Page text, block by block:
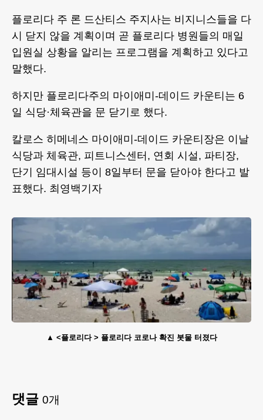
플로리다 주 론 드산티스 주지사는 비지니스들을 다
시 닫지 않을 계획이며 곧 플로리다 병원들의 매일
입원실 상황을 알리는 프로그램을 계획하고 있다고
말했다.
하지만 플로리다주의 마이애미-데이드 카운티는 6
일 식당·체육관을 문 닫기로 했다.
칼로스 히메네스 마이애미-데이드 카운티장은 이날
식당과 체육관, 피트니스센터, 연회 시설, 파티장,
단기 임대시설 등이 8일부터 문을 닫아야 한다고 발
표했다. 최영백기자
<플로리다 > 플로리다 코로나 확진 봇물 터졌다
댓글 0개